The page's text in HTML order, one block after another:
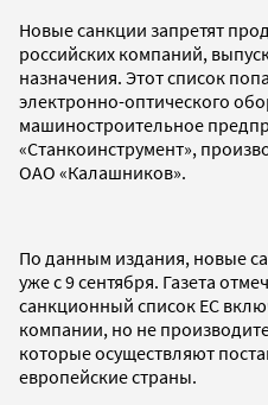
Новые санкции запретят
российских компаний,
назначения. Этот список
электронно-оптического
машиностроительное
«Станкоинструмент»,
ОАО «Калашников».
По данным издания, новые
уже с 9 сентября. Газета
санкционный список ЕС
компании, но не
которые осуществляют
европейские страны.